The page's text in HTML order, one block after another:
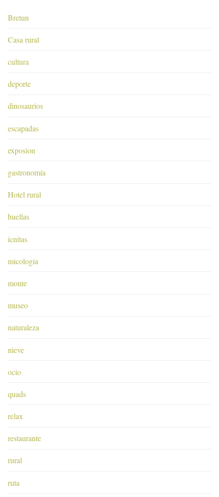
Bretun
Casa rural
cultura
deporte
dinosaurios
escapadas
exposion
gastronomía
Hotel rural
huellas
icnitas
micología
monte
museo
naturaleza
nieve
ocio
quads
relax
restaurante
rural
ruta